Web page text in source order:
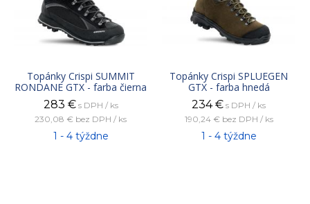
Topánky Crispi SUMMIT
RONDANE GTX - farba čierna
283 € s DPH / ks
230,08 € bez DPH / ks
1 - 4 týždne
Topánky Crispi SPLUEGEN
GTX - farba hnedá
234 € s DPH / ks
190,24 € bez DPH / ks
1 - 4 týždne